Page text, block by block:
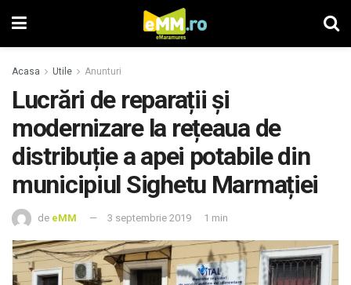
Acasa Utile Anunturi
Lucrări de reparații și
modernizare la rețeaua de
distribuție a apei potabile din
municipiul Sighetu Marmației
de eMM 3 septembrie 2019 1 min